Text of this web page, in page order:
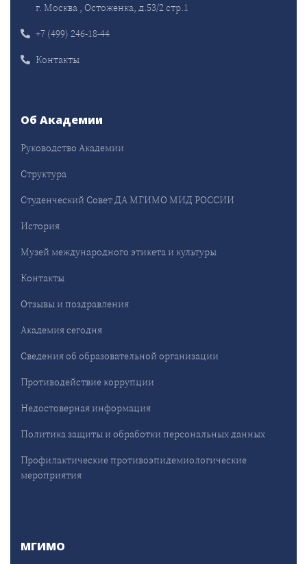
г. Москва , Остоженка, д.53/2 стр.1
+7 (499) 246-18-44
Контакты
Об Академии
Руководство Академии
Структура
Студенческий Совет ДА МГИМО МИД РОССИИ
История
Музей международного этикета и культуры
Контакты
Отзывы и поздравления
Академия сегодня
Сведения об образовательной организации
Противодействие коррупции
Недостоверная информация
Политика защиты и обработки персональных данных
Профилактические противоэпидемиологические
мероприятия
МГИМО